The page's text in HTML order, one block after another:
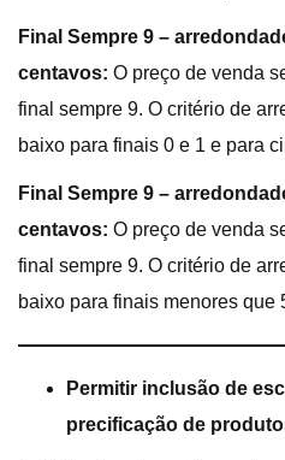
Final Sempre 9 –
centavos: O preço de venda
final sempre 9. O critério de
baixo para finais 0 e 1 e para
Final Sempre 9 –
centavos: O preço de venda
final sempre 9. O critério de
baixo para finais menores que
Permitir inclusão de
precificação de